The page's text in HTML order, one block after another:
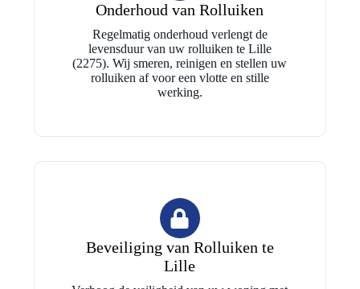
Onderhoud van Rolluiken
Regelmatig onderhoud verlengt de
levensduur van uw rolluiken te Lille
(2275). Wij smeren, reinigen en stellen uw
rolluiken af voor een vlotte en stille
werking.
Beveiliging van Rolluiken te
Lille